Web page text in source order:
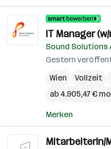
IT Manager (w/
Sound Solutions
Gestern
Wien
Vollzeit
ab 4.905,47 €
Merken
Mitarbeiterin/